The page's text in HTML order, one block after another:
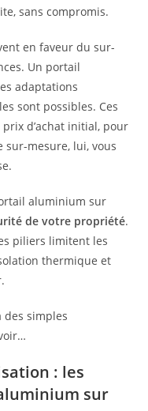
sans compromis.
en faveur du sur-
Un portail
adaptations
sont possibles. Ces
d’achat initial, pour
mesure, lui, vous
aluminium sur
de votre propriété.
piliers limitent les
thermique et
des simples
: les
sur